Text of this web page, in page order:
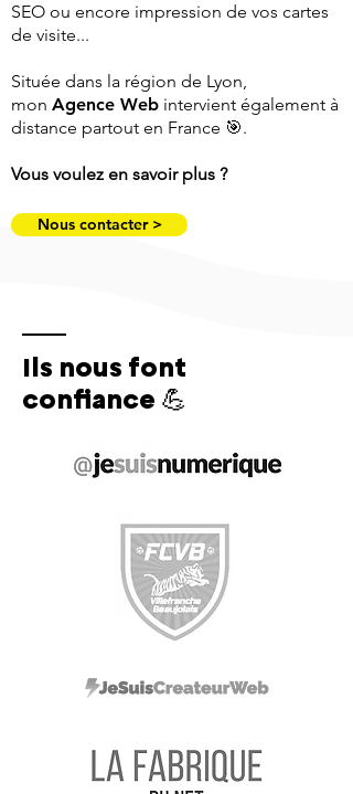
SEO ou encore impression de vos cartes
de visite...
Située dans la région de Lyon,
mon Agence Web intervient également à
distance partout en France 🎯.
Vous voulez en savoir plus ?
Nous contacter >
Ils nous font
confiance 💪